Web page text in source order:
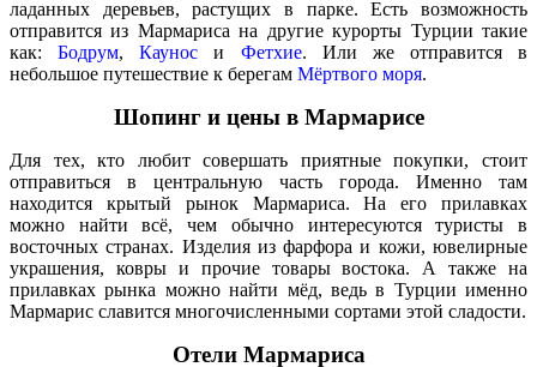
ладанных деревьев, растущих в парке. Есть возможность
отправится из Мармариса на другие курорты Турции такие
как:Бодрум,Каунос и Фетхие. Или же отправится в
небольшое путешествие к берегам Мёртвого моря.
Шопинг и цены в Мармарисе
Для тех, кто любит совершать приятные покупки, стоит
отправиться в центральную часть города. Именно там
находится крытый рынок Мармариса. На его прилавках
можно найти всё, чем обычно интересуются туристы в
восточных странах. Изделия из фарфора и кожи, ювелирные
украшения, ковры и прочие товары востока. А также на
прилавках рынка можно найти мёд, ведь в Турции именно
Мармарис славится многочисленными сортами этой сладости.
Отели Мармариса